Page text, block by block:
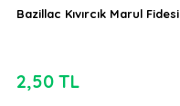
Bazillac Kıvırcık Marul Fidesi
2,50 TL